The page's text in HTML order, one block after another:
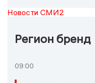
Новости СМИ2
Регион бренд
09:00